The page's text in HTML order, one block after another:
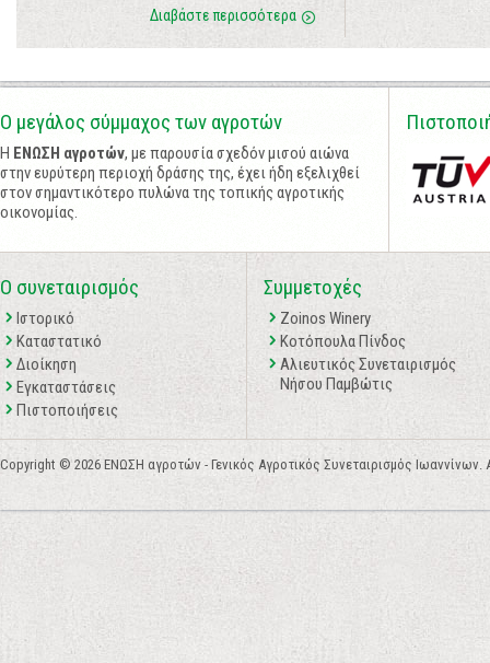
Διαβάστε περισσότερα
Ο μεγάλος σύμμαχος των αγροτών
Η ΕΝΩΣΗ αγροτών, με παρουσία σχεδόν μισού αιώνα
στην ευρύτερη περιοχή δράσης της, έχει ήδη εξελιχθεί
στον σημαντικότερο πυλώνα της τοπικής αγροτικής
οικονομίας.
Ο συνεταιρισμός
Ιστορικό
Καταστατικό
Διοίκηση
Εγκαταστάσεις
Πιστοποιήσεις
Συμμετοχές
Zoinos Winery
Κοτόπουλα Πίνδος
Αλιευτικός Συνεταιρισμός
Νήσου Παμβώτις
Copyright © 2026 ΕΝΩΣΗ αγροτών - Γενικός Αγροτικός Συνεταιρισμός